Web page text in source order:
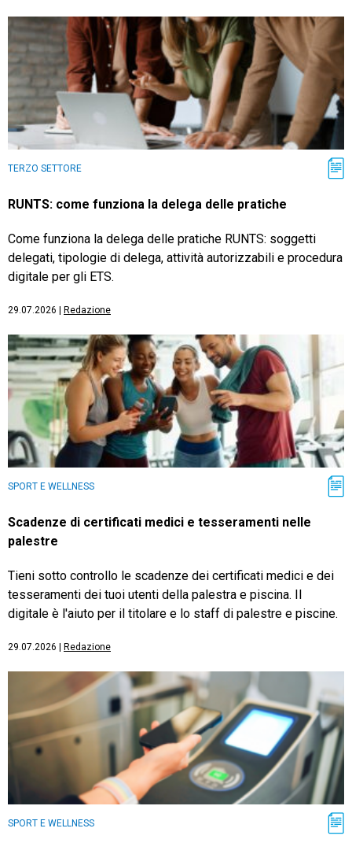
TERZO SETTORE
RUNTS: come funziona la delega delle pratiche
Come funziona la delega delle pratiche RUNTS: soggetti
delegati, tipologie di delega, attività autorizzabili e procedura
digitale per gli ETS.
29.07.2026 Redazione
SPORT E WELLNESS
Scadenze di certificati medici e tesseramenti nelle
palestre
Tieni sotto controllo le scadenze dei certificati medici e dei
tesseramenti dei tuoi utenti della palestra e piscina. Il
digitale è l'aiuto per il titolare e lo staff di palestre e piscine.
29.07.2026 Redazione
SPORT E WELLNESS